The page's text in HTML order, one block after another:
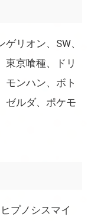
リオン、SW、
東京喰種、ドリ
モンハン、ボト
ゼルダ、ポケモ
プノシスマイ